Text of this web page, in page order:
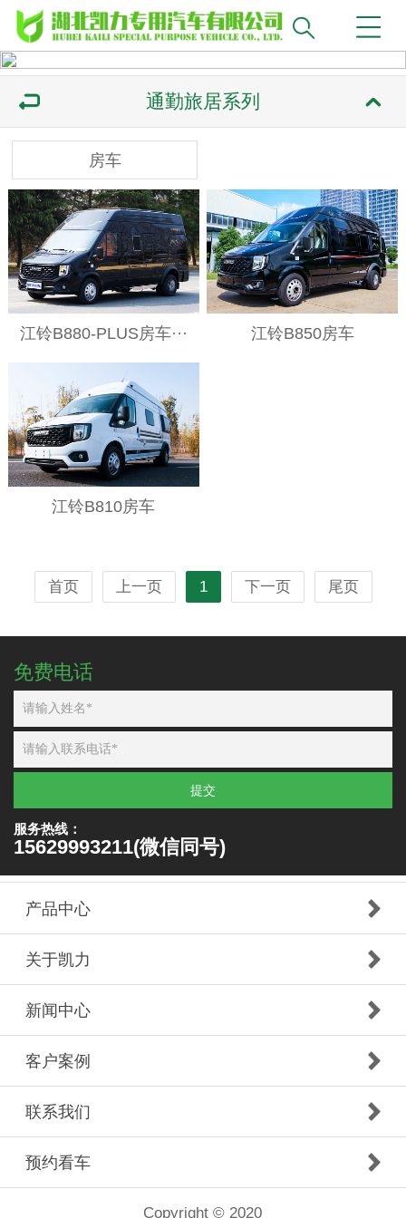
通勤旅居系列
房车
江铃B880-PLUS房车··· 江铃B850房车
江铃B810房车
首页 上一页 1 下一页 尾页
免费电话
提交
服务热线：
15629993211(微信同号)
产品中心
关于凯力
新闻中心
客户案例
联系我们
预约看车
Copyright © 2020